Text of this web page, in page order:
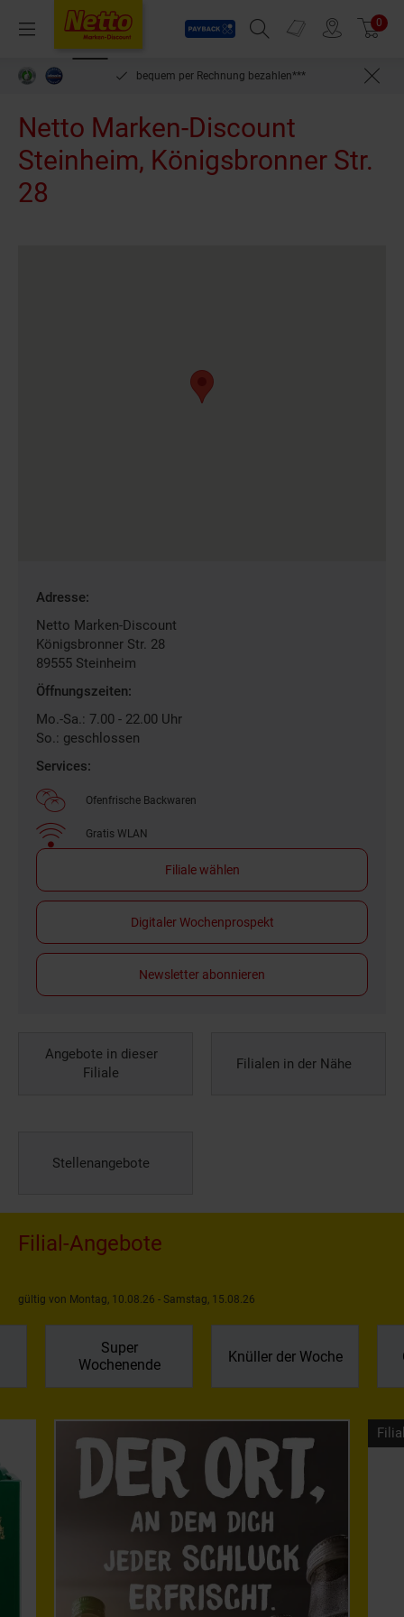
Menü
Payback
Suchfeld einblenden
Prospekte 0
bequem per Rechnung bezahlen***
Netto Marken-Discount
Steinheim, Königsbronner Str.
28
Gefundene
Filiale
Adresse:
Netto Marken-Discount
Königsbronner Str. 28
89555 Steinheim
Öffnungszeiten:
Mo.-Sa.: 7.00 - 22.00 Uhr
So.: geschlossen
Services:
Ofenfrische Backwaren
Gratis WLAN
Filiale wählen
Digitaler Wochenprospekt
Newsletter abonnieren
Angebote in dieser
Filiale
Filialen in der Nähe
Stellenangebote
Filial-Angebote
gültig von Montag, 10.08.26 - Samstag, 15.08.26
Super
Wochenende
Knüller der Woche